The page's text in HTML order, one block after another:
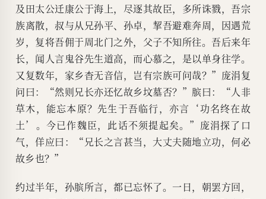
及田太公迁康公于海上，尽逐其故臣，多所诛戮，吾宗
族离散，叔与从兄孙平、孙卓，挈吾避难奔周，因遇荒
岁，复将吾佣于周北门之外，父子不知所往。吾后来年
长，闻人言鬼谷先生道高，而心慕之，是以单身往学。
又复数年，家乡杳无音信，岂有宗族可问哉？”庞涓复
问曰：“然则兄长亦还忆故乡坟墓否？”膑曰：“人非
草木，能忘本原？先生于吾临行，亦言‘功名终在故
土’。今已作魏臣，此话不须提起矣。”庞涓探了口
气，佯应曰：“兄长之言甚当，大丈夫随地立功，何必
故乡也？”
约过半年，孙膑所言，都已忘怀了。一日，朝罢方回，